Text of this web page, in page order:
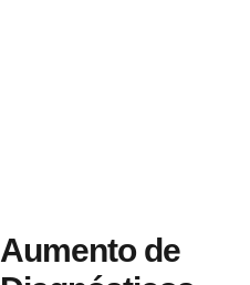
Aumento de